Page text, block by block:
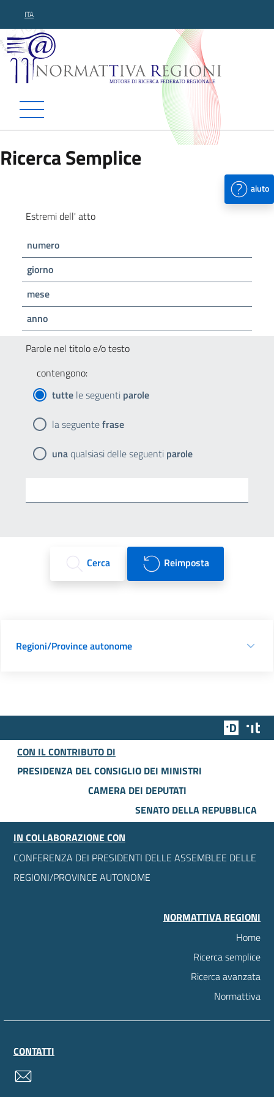
ITA
Normattiva Regioni -
Ricerca Semplice
aiuto
Estremi dell' atto
numero
giorno
mese
anno
Parole nel titolo e/o testo
contengono:
tutte le seguenti parole
la seguentefrase
unaqualsiasi delle seguenti parole
Cerca Reimposta
Regioni/Province autonome
Team
CON IL CONTRIBUTO DI
PRESIDENZA DEL CONSIGLIO DEI MINISTRI
CAMERA DEI DEPUTATI
SENATO DELLA REPUBBLICA
IN COLLABORAZIONE CON
CONFERENZA DEI PRESIDENTI DELLE ASSEMBLEE DELLE
REGIONI/PROVINCE AUTONOME
NORMATTIVA REGIONI
Home
Ricerca semplice
Ricerca avanzata
Normattiva
CONTATTI